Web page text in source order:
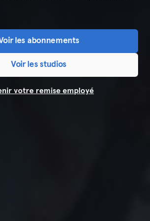
les abonnements
Voir les studios
votre remise employé